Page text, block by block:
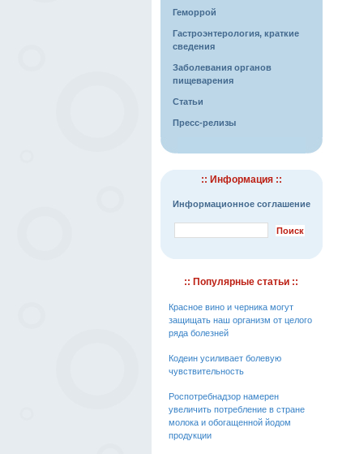
Геморрой
Гастроэнтерология, краткие
сведения
Заболевания органов
пищеварения
Статьи
Пресс-релизы
:: Информация ::
Информационное соглашение
:: Популярные статьи ::
Красное вино и черника могут
защищать наш организм от целого
ряда болезней
Кодеин усиливает болевую
чувствительность
Роспотребнадзор намерен
увеличить потребление в стране
молока и обогащенной йодом
продукции